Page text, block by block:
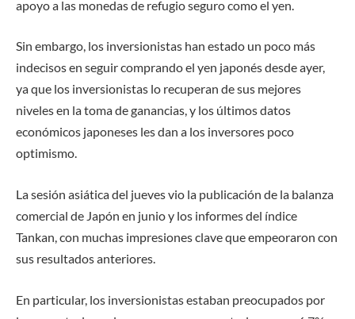
apoyo a las monedas de refugio seguro como el yen.
Sin embargo, los inversionistas han estado un poco más
indecisos en seguir comprando el yen japonés desde ayer,
ya que los inversionistas lo recuperan de sus mejores
niveles en la toma de ganancias, y los últimos datos
económicos japoneses les dan a los inversores poco
optimismo.
La sesión asiática del jueves vio la publicación de la balanza
comercial de Japón en junio y los informes del índice
Tankan, con muchas impresiones clave que empeoraron con
sus resultados anteriores.
En particular, los inversionistas estaban preocupados por